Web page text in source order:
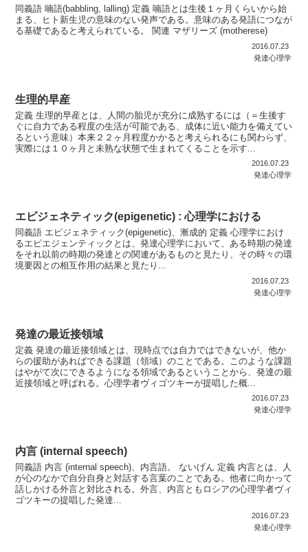
同義語 喃語(babbling, lalling) 定義 喃語とは生後１ヶ月くらいから始
まる、ヒト新生児の意味のない発声である。意味のある発語につなが
る基礎であると考えられている。 関連 マザリーズ (motherese)
2016.07.23
発達心理学
生理的早産
定義 生理的早産とは、人間の胎児が充分に成熟するには（＝生後す
ぐに自力である程度の生活が可能である、成体に近い能力を備えてい
るという意味）本来２２ヶ月程度かかると考えられるにも関わらず、
実際には１０ヶ月と未熟な状態で生まれてくることを示す...
2016.07.23
発達心理学
エピジェネティック(epigenetic) : 心理学における
同義語 エピジェネティック(epigenetic)、漸成的 定義 心理学におけ
るエピエジェンティックとは、発達心理学において、ある時期の発達
をそれ以前の時期の発達との関連があるものと見たり、その時々の環
境要因との相互作用の結果と見たり...
2016.07.23
発達心理学
発達の最近接領域
定義 発達の最近接領域とは、現時点では自力ではできないが、他か
らの援助があればできる課題（領域）のことである。このような課題
はやがて次にできるようになる領域であるということから、発達の最
近接領域と呼ばれる。心理学者ヴィゴツキーが提唱した概...
2016.07.23
発達心理学
内言 (internal speech)
同義語 内言 (internal speech)、内言語。 ないげん 定義 内言とは、人
が心のなかで自分自身と対話する言葉のことである。他者に向かって
話しかける外言と対比される。外言、内言ともロシアの心理学者ヴィ
ゴツキーの提唱した発達...
2016.07.23
発達心理学